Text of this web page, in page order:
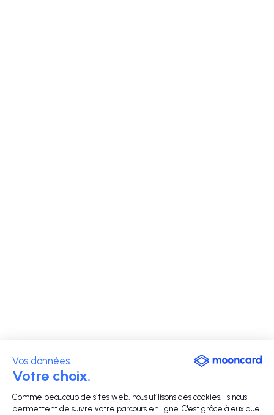
Vos données.
Votre choix.
Comme beaucoup de sites web, nous utilisons des cookies. Ils nous
permettent de suivre votre parcours en ligne. C'est grâce à eux que